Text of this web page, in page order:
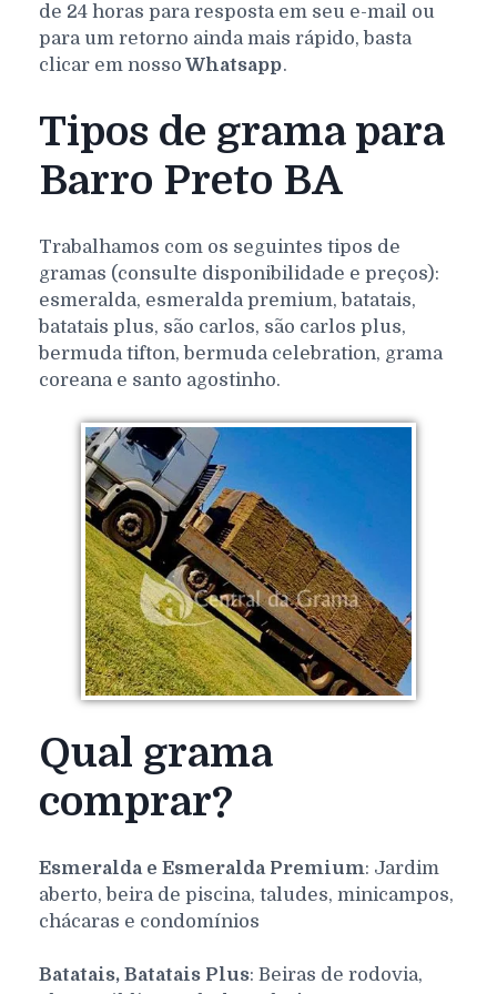
de 24 horas para resposta em seu e-mail ou
para um retorno ainda mais rápido, basta
clicar em nosso Whatsapp.
Tipos de grama para
Barro Preto BA
Trabalhamos com os seguintes tipos de
gramas (consulte disponibilidade e preços):
esmeralda, esmeralda premium, batatais,
batatais plus, são carlos, são carlos plus,
bermuda tifton, bermuda celebration, grama
coreana e santo agostinho.
Qual grama
comprar?
Esmeralda e Esmeralda Premium: Jardim
aberto, beira de piscina, taludes, minicampos,
chácaras e condomínios
Batatais, Batatais Plus: Beiras de rodovia,